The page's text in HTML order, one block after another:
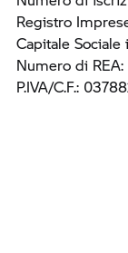
Registro
Capitale
Numero di REA:
P.IVA/C.F.: